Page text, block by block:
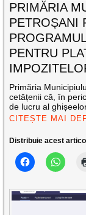
PRIMĂRIA
PETROȘANI
PENTRU
Primăria
cetățenii că, în
de lucru al
CITEȘTE MAI
Distribuie acest articol